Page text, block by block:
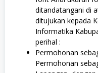
ditandatangani di
ditujukan kepada
Informatika
perihal :
Permohonan
Permohonan